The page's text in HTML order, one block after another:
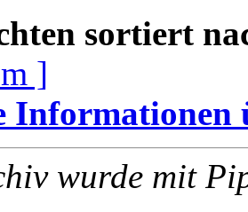
sortiert
]
Informationen
wurde mit